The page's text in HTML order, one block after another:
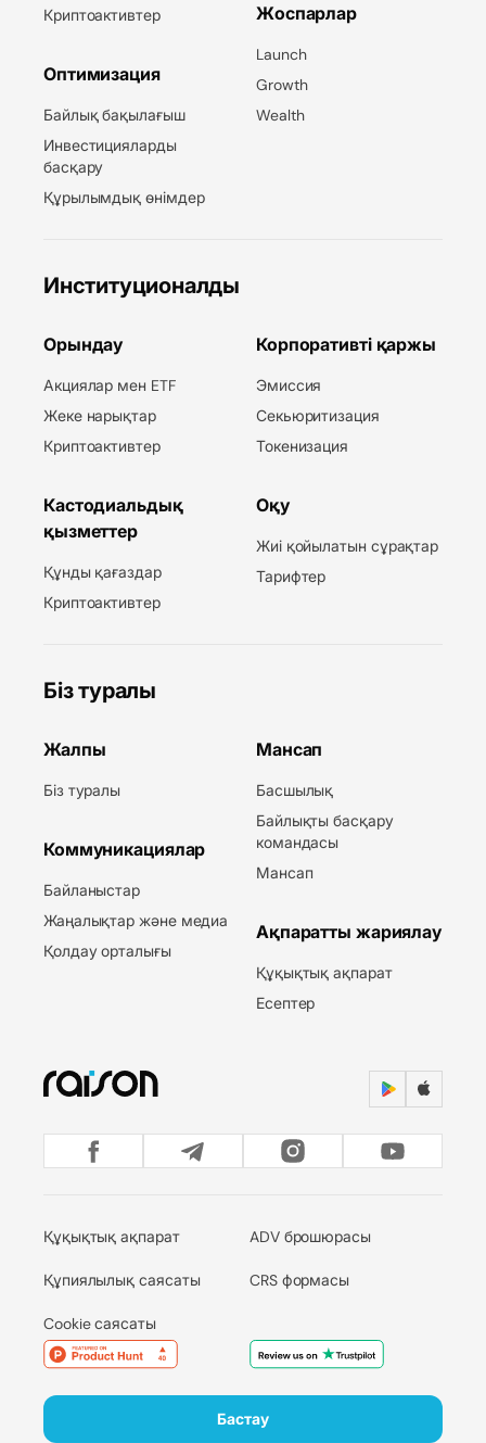
Криптоактивтер
Оптимизация
Байлық бақылағыш
Инвестицияларды
басқару
Құрылымдық өнімдер
Жоспарлар
Launch
Growth
Wealth
Институционалды
Орындау
Акциялар мен ETF
Жеке нарықтар
Криптоактивтер
Кастодиальдық
қызметтер
Құнды қағаздар
Криптоактивтер
Корпоративті қаржы
Эмиссия
Секьюритизация
Токенизация
Оқу
Жиі қойылатын сұрақтар
Тарифтер
Біз туралы
Жалпы
Біз туралы
Коммуникациялар
Байланыстар
Жаңалықтар және медиа
Қолдау орталығы
Мансап
Басшылық
Байлықты басқару
командасы
Мансап
Ақпаратты жариялау
Құқықтық ақпарат
Есептер
Құқықтық ақпарат
Құпиялылық саясаты
Cookie саясаты
ADV брошюрасы
CRS формасы
Бастау